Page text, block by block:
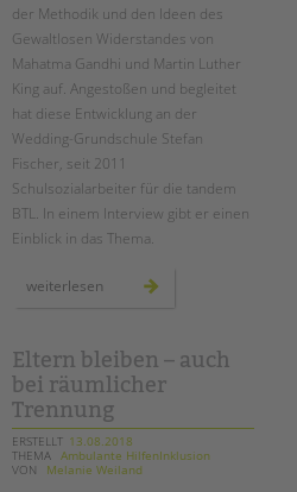
der Methodik und den Ideen des
Gewaltlosen Widerstandes von
Mahatma Gandhi und Martin Luther
King auf. Angestoßen und begleitet
hat diese Entwicklung an der
Wedding-Grundschule Stefan
Fischer, seit 2011
Schulsozialarbeiter für die tandem
BTL. In einem Interview gibt er einen
Einblick in das Thema.
weiterlesen
im
system
schule
Eltern bleiben – auch
bei räumlicher
Trennung
ERSTELLT 13.08.2018
THEMA Ambulante HilfenInklusion
VON
Melanie Weiland